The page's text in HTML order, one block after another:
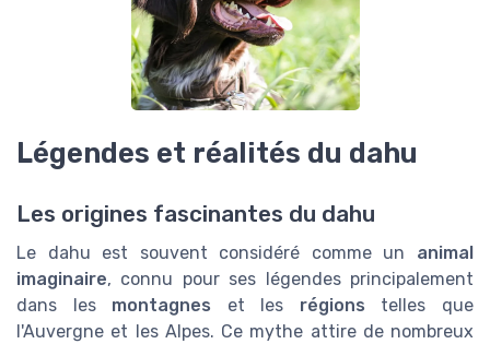
Légendes et réalités du dahu
Les origines fascinantes du dahu
Le dahu est souvent considéré comme un animal
imaginaire, connu pour ses légendes principalement
dans les montagnes et les régions telles que
l'Auvergne et les Alpes. Ce mythe attire de nombreux